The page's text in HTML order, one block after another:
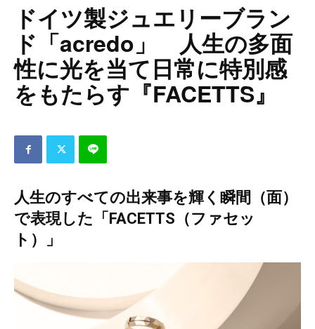
ドイツ製ジュエリーブラン
ド「acredo」 人生の多面
性に光を当て日常に特別感
をもたらす『FACETTS』
人生のすべての出来事を輝く瞬間（面）
で表現した「FACETTS（ファセッ
ト）」